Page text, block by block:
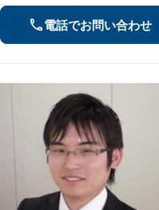
電話でお問い合わせ